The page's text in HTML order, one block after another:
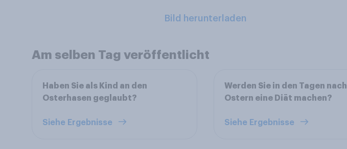
Bild herunterladen
Am selben Tag veröffentlicht
Haben Sie als Kind an den
Osterhasen geglaubt?
Siehe Ergebnisse
Werden Sie in den Tagen nach
Ostern eine Diät machen?
Siehe Ergebnisse